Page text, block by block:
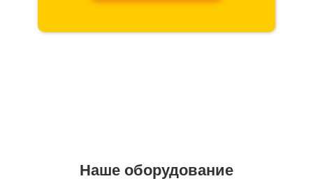
Наше оборудование